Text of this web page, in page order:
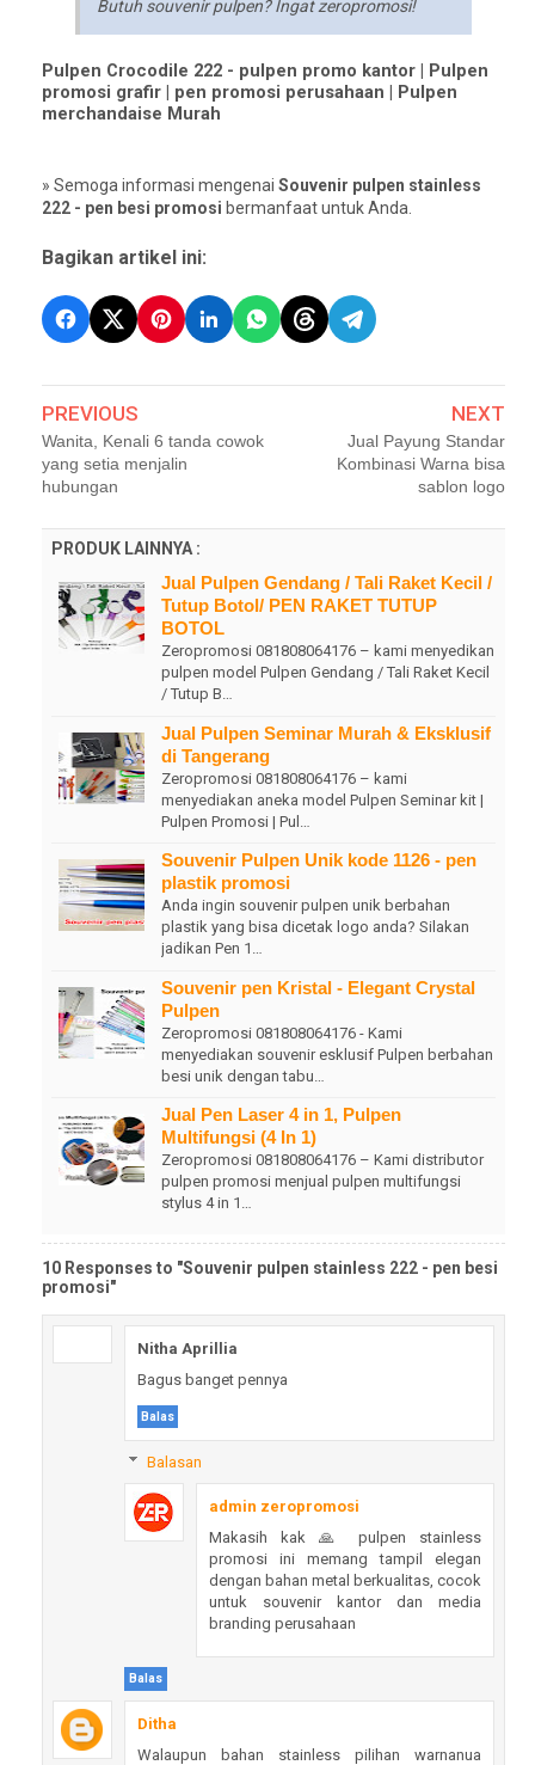
Butuh souvenir pulpen? Ingat zeropromosi!
Pulpen Crocodile 222 - pulpen promo kantor | Pulpen
promosi grafir | pen promosi perusahaan | Pulpen
merchandaise Murah
» Semoga informasi mengenai Souvenir pulpen stainless
222 - pen besi promosi bermanfaat untuk Anda.
Bagikan artikel ini:
PREVIOUS
Wanita, Kenali 6 tanda cowok
yang setia menjalin
hubungan
NEXT
Jual Payung Standar
Kombinasi Warna bisa
sablon logo
PRODUK LAINNYA :
Jual Pulpen Gendang / Tali Raket Kecil /
Tutup Botol/ PEN RAKET TUTUP
BOTOL
Zeropromosi 081808064176 – kami menyedikan
pulpen model Pulpen Gendang / Tali Raket Kecil
/ Tutup B…
Jual Pulpen Seminar Murah & Eksklusif
di Tangerang
Zeropromosi 081808064176 – kami
menyediakan aneka model Pulpen Seminar kit |
Pulpen Promosi | Pul…
Souvenir Pulpen Unik kode 1126 - pen
plastik promosi
Anda ingin souvenir pulpen unik berbahan
plastik yang bisa dicetak logo anda? Silakan
jadikan Pen 1…
Souvenir pen Kristal - Elegant Crystal
Pulpen
Zeropromosi 081808064176 - Kami
menyediakan souvenir esklusif Pulpen berbahan
besi unik dengan tabu…
Jual Pen Laser 4 in 1, Pulpen
Multifungsi (4 In 1)
Zeropromosi 081808064176 – Kami distributor
pulpen promosi menjual pulpen multifungsi
stylus 4 in 1…
10 Responses to "Souvenir pulpen stainless 222 - pen besi
promosi"
Nitha Aprillia
Bagus banget pennya
Balas
Balasan
admin zeropromosi
Makasih kak 🙏 pulpen stainless
promosi ini memang tampil elegan
dengan bahan metal berkualitas, cocok
untuk souvenir kantor dan media
branding perusahaan
Balas
Ditha
Walaupun bahan stainless pilihan warnanua